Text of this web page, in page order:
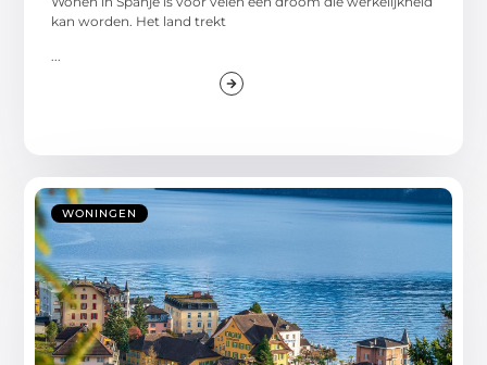
kan worden. Het land trekt
...
WONINGEN